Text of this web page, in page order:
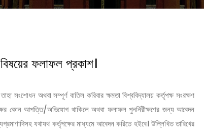
ফলাফল প্রকাশ।
সংশোধন অথবা সম্পূর্ণ বাতিল করিবার ক্ষমতা বিশ্ববিদ্যালয় কর্তৃপক্ষ সংরক্ষণ
কোন আপত্তি/অভিযোগ থাকিলে অথবা ফলাফল পুনর্নিরীক্ষণের জন্য আবেদন
যথাযথ কর্তৃপক্ষের মাধ্যমে আবেদন করিতে হইবে। উল্লিখিত তারিখের